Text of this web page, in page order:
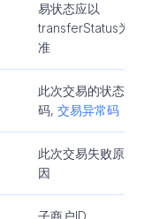
易状态应以
transferStatus为
准
此次交易的状态
码, 交易异常码
此次交易失败原
因
子商户ID